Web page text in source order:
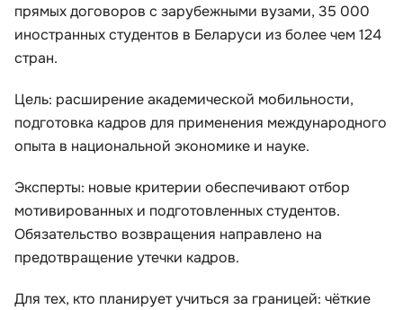
прямых договоров с зарубежными вузами, 35 000
иностранных студентов в Беларуси из более чем 124
стран.
Цель: расширение академической мобильности,
подготовка кадров для применения международного
опыта в национальной экономике и науке.
Эксперты: новые критерии обеспечивают отбор
мотивированных и подготовленных студентов.
Обязательство возвращения направлено на
предотвращение утечки кадров.
Для тех, кто планирует учиться за границей: чёткие